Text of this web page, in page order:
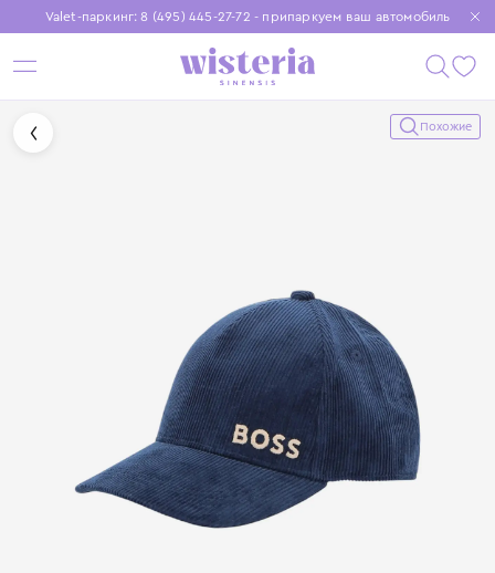
Valet-паркинг: 8 (495) 445-27-72 - припаркуем ваш автомобиль
Бесплатная доставка при заказе от 15 000 ₽
Установите приложение, чтобы покупки были еще удобнее
Похожие